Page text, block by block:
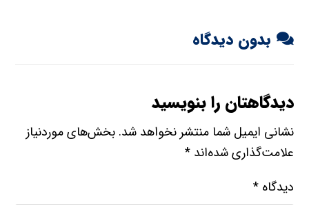
بدون دیدگاه
دیدگاهتان را بنویسید
نشانی ایمیل شما منتشر نخواهد شد. بخش‌های موردنیاز
علامت‌گذاری شده‌اند*
دیدگاه*